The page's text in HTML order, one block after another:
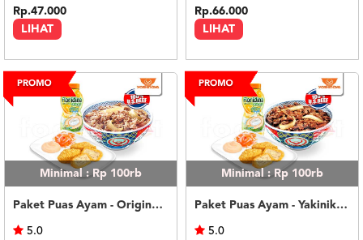
LIHAT
Rp.47.000
LIHAT
Rp.66.000
Minimal : Rp 100rb
Paket Puas Ayam - Original Beef Paket Puas (R)
5.0
Minimal : Rp 100rb
Paket Puas Ayam - Yakiniku Beef Paket Puas (R)
5.0